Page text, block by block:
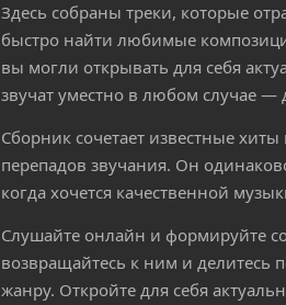
Здесь собраны треки, которые
быстро найти любимые
вы могли открывать для себя
звучат уместно в любом случае —
Сборник сочетает известные
перепадов звучания. Он
когда хочется качественной
Слушайте онлайн и формируйте
возвращайтесь к ним и делитесь
жанру. Откройте для себя